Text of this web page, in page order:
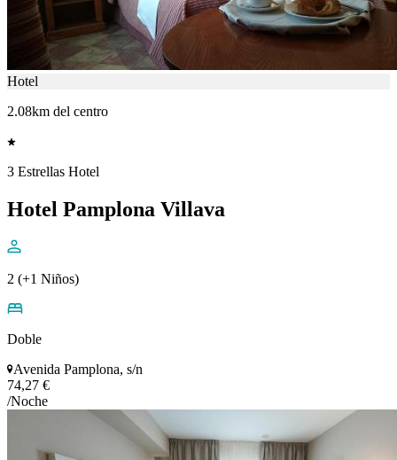
Hotel
2.08km del centro
3 Estrellas Hotel
Hotel Pamplona Villava
2 (+1 Niños)
Doble
Avenida Pamplona, s/n
74,27 €
/Noche